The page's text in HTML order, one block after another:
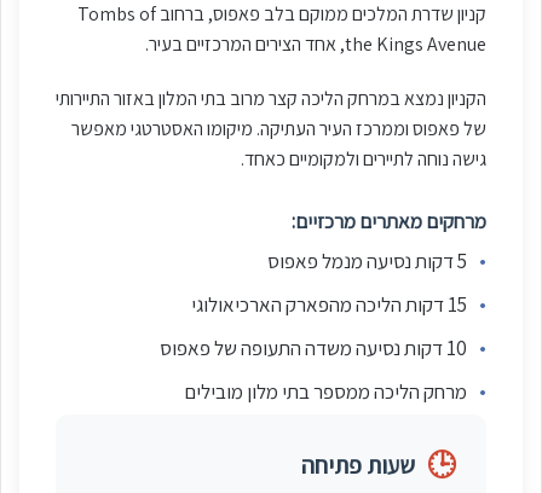
קניון שדרת המלכים ממוקם בלב פאפוס, ברחוב Tombs of
the Kings Avenue, אחד הצירים המרכזיים בעיר.
הקניון נמצא במרחק הליכה קצר מרוב בתי המלון באזור התיירותי
של פאפוס וממרכז העיר העתיקה. מיקומו האסטרטגי מאפשר
גישה נוחה לתיירים ולמקומיים כאחד.
מרחקים מאתרים מרכזיים:
• 5 דקות נסיעה מנמל פאפוס
• 15 דקות הליכה מהפארק הארכיאולוגי
• 10 דקות נסיעה משדה התעופה של פאפוס
• מרחק הליכה ממספר בתי מלון מובילים
🕒 שעות פתיחה